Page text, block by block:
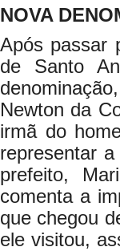
NOVA
Após passar
de Santo
Newton da
irmã do
representar
prefeito,
comenta a
que chegou
ele visitou,